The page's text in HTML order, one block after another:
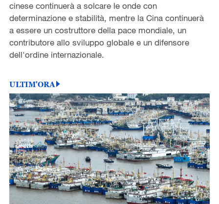
cinese continuerà a solcare le onde con
determinazione e stabilità, mentre la Cina continuerà
a essere un costruttore della pace mondiale, un
contributore allo sviluppo globale e un difensore
dell'ordine internazionale.
ULTIM'ORA